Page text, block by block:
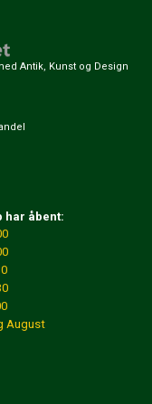
Antik, Kunst og Design
har åbent:
August